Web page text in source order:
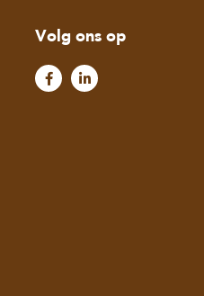
Volg ons op